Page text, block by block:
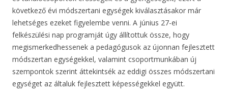
következő évi módszertani egységek kiválasztásakor már
lehetséges ezeket figyelembe venni. A június 27-ei
felkészülési nap programját úgy állítottuk össze, hogy
megismerkedhessenek a pedagógusok az újonnan fejlesztett
módszertan egységekkel, valamint csoportmunkában új
szempontok szerint áttekintsék az eddigi összes módszertani
egységet az általuk fejlesztett képességekkel együtt.